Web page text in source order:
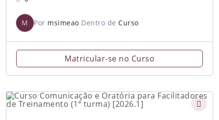
M Por msimeao Dentro de Curso
Matricular-se no Curso